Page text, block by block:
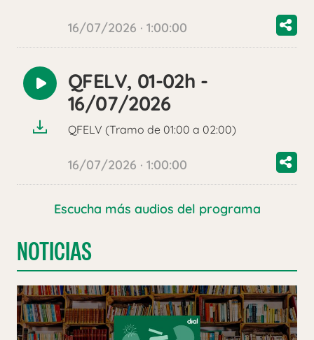
16/07/2026 · 1:00:00
Reproducir
audio
QFELV, 01-02h -
16/07/2026
QFELV (Tramo de 01:00 a 02:00)
16/07/2026 · 1:00:00
Escucha más audios del programa
NOTICIAS